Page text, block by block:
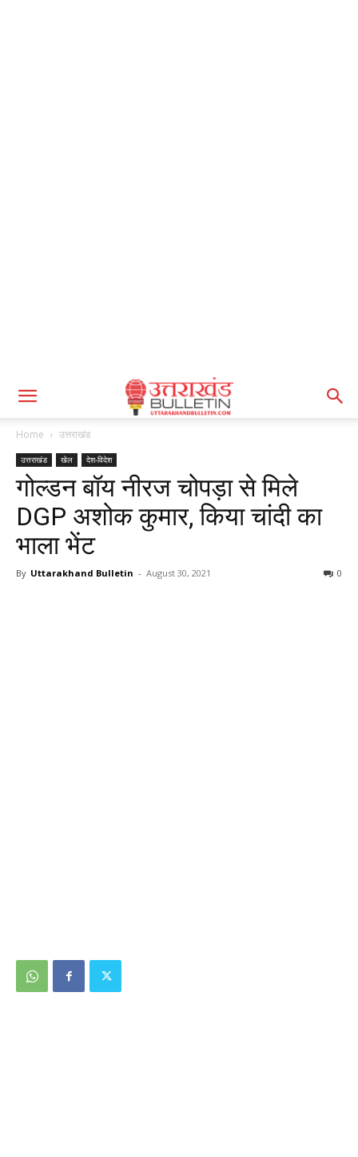
Home उत्तराखंड
उत्तराखंड खेल देश-विदेश
गोल्डन बॉय नीरज चोपड़ा से मिले
DGP अशोक कुमार, किया चांदी का
भाला भेंट
By Uttarakhand Bulletin - August 30, 2021 0